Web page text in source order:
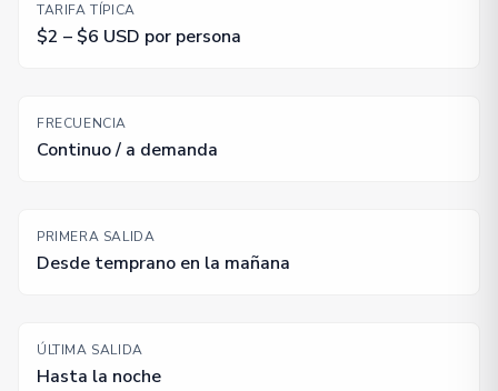
TARIFA TÍPICA
$2 – $6 USD por persona
FRECUENCIA
Continuo / a demanda
PRIMERA SALIDA
Desde temprano en la mañana
ÚLTIMA SALIDA
Hasta la noche